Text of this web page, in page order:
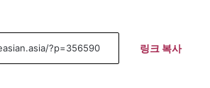
링크 복사